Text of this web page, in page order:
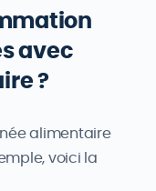
avec
?
alimentaire
voici la